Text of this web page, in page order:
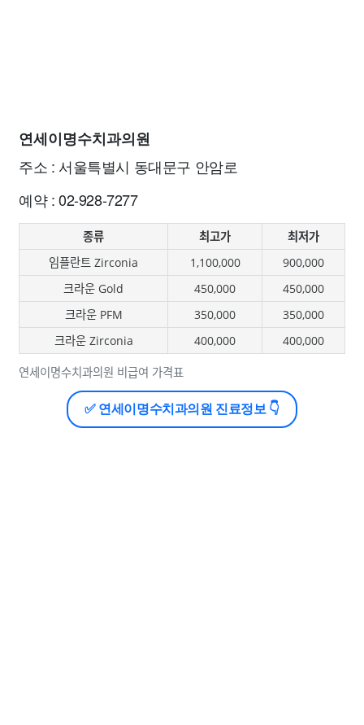
연세이명수치과의원
주소 : 서울특별시 동대문구 안암로
예약 : 02-928-7277
연세이명수치과의원 비급여 가격표
종류 최고가
최저가
임플란트 Zirconia
1,100,000
900,000
크라운 Gold
450,000
450,000
크라운 PFM
350,000
350,000
크라운 Zirconia
400,000 400,000
✅ 연세이명수치과의원 진료정보 👇